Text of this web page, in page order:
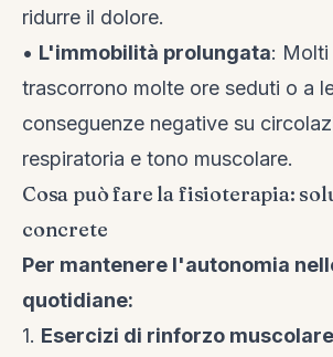
ridurre il dolore.
• L'immobilità prolungata: Molti
trascorrono molte ore seduti o a
conseguenze negative su
respiratoria e tono muscolare.
Cosa può fare la fisioterapia:
concrete
Per mantenere l'autonomia
quotidiane:
1. Esercizi di rinforzo